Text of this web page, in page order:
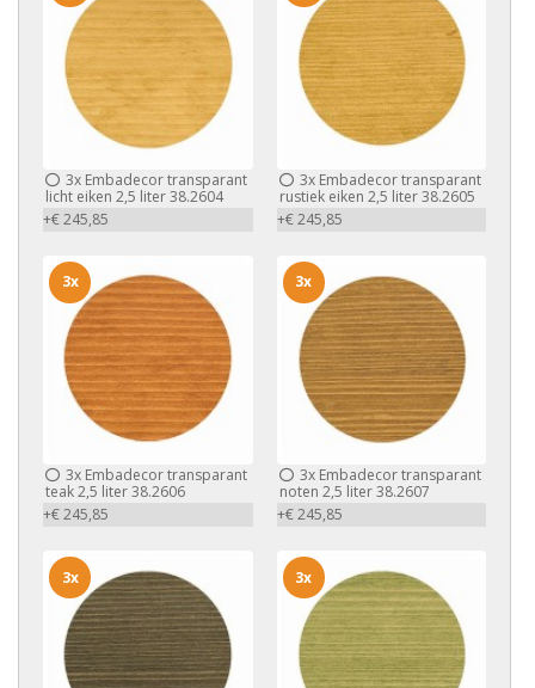
3x Embadecor transparant
licht eiken 2,5 liter 38.2604
+€ 245,85
3xEmbadecor transparant
rustiek eiken 2,5 liter 38.2605
+€ 245,85
3x Embadecor transparant
teak 2,5 liter 38.2606
+€ 245,85
3x
3xEmbadecor transparant
noten 2,5 liter 38.2607
+€ 245,85
3x
3x 3x